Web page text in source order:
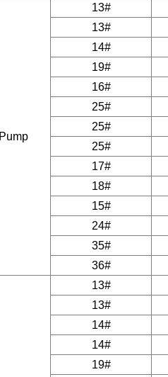
13#
13#
14#
19#
16#
25#
25#
25#
17#
18#
15#
24#
35#
36#
13#
13#
14#
14#
19#